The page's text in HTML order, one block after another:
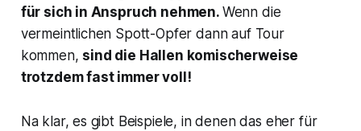
für sich in Anspruch nehmen. Wenn die
vermeintlichen Spott-Opfer dann auf Tour
kommen, sind die Hallen komischerweise
trotzdem fast immer voll!
Na klar, es gibt Beispiele, in denen das eher für